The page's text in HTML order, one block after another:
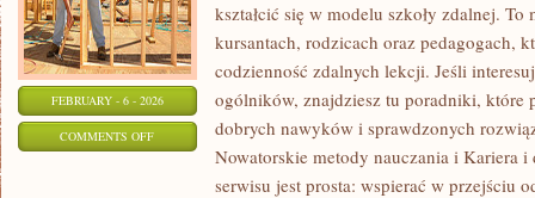
FEBRUARY - 6 - 2026
COMMENTS OFFON
NAUCZANIE
kształcić się w modelu szkoły zdalnej.
kursantach, rodzicach oraz pedagogach,
codzienność zdalnych lekcji. Jeśli
ogólników, znajdziesz tu poradniki, które
dobrych nawyków i sprawdzonych
Nowatorskie metody nauczania i Kariera i
serwisu jest prosta: wspierać w przejściu